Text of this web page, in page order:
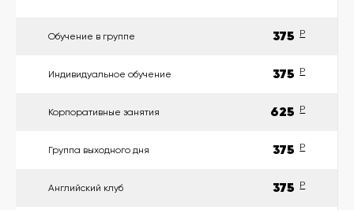
Выбрать
Личный
кабинет
Помочь
Обучение в группе 375 P
Индивидуальное обучение 375 P
Корпоративные занятия 625 P
Группа выходного дня 375 P
Английский клуб 375 P